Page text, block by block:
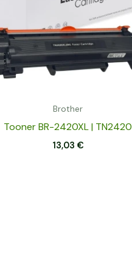
Brother
Tooner BR-2420XL | TN2420
13,03€